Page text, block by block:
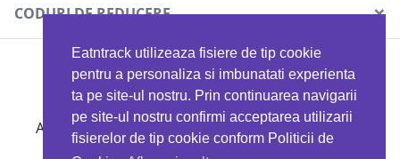
Eatntrack utilizeaza fisiere de tip cookie
pentru a personaliza si imbunatati experienta
ta pe site-ul nostru. Prin continuarea navigarii
pe site-ul nostru confirmi acceptarea utilizarii
fisierelor de tip cookie conform Politicii de
Politica de confidențialitate
CODURI DE REDUCERE ×
MYPROTEIN
Ai 40%reducere la orice comandă folosind codul
EATTRACK